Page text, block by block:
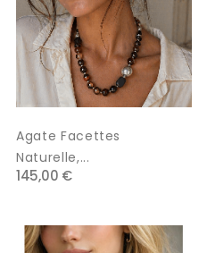
Agate Facettes
Naturelle,...
145,00 €